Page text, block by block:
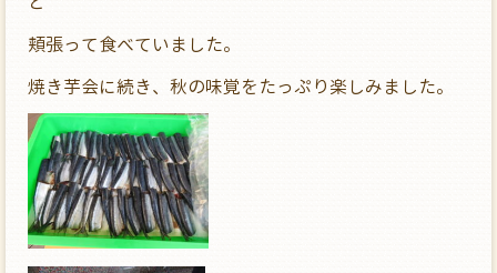
頬張って食べていました。
焼き芋会に続き、秋の味覚をたっぷり楽しみました。